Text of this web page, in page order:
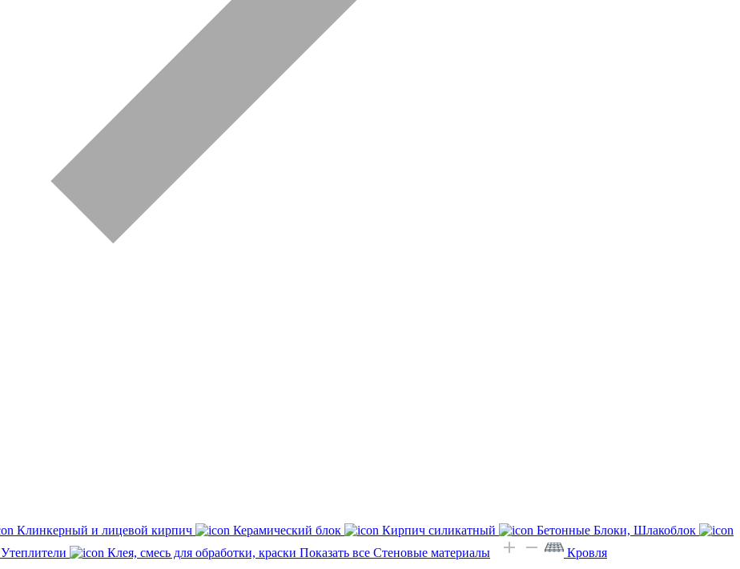
Клинкерный и лицевой кирпич Керамический блок Кирпич силикатный
Бетонные Блоки, Шлакоблок
Утеплители Клея, смесь для обработки, краски Показать все Стеновые материалы Кровля